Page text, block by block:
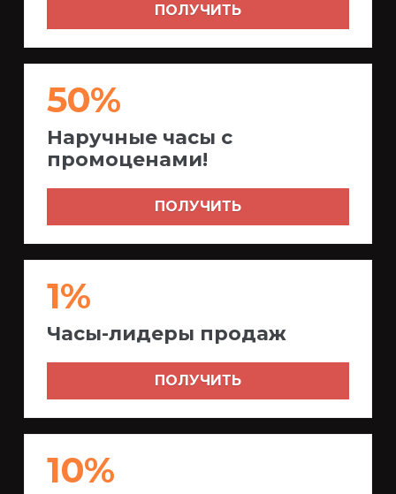
ПОЛУЧИТЬ
50%
Наручные часы с
промоценами!
ПОЛУЧИТЬ
1%
Часы-лидеры продаж
ПОЛУЧИТЬ
10%